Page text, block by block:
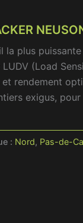
la plus
(Load
rendement
exigus,
: Nord, Pas-de-